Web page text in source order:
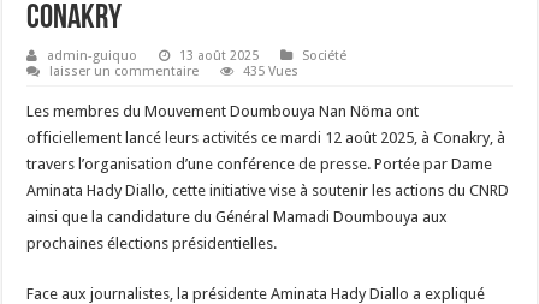
Conakry
admin-guiquo 13 août 2025
Société
laisser un commentaire
435 Vues
Les membres du Mouvement Doumbouya Nan Nöma ont
officiellement lancé leurs activités ce mardi 12 août 2025, à Conakry, à
travers l’organisation d’une conférence de presse. Portée par Dame
Aminata Hady Diallo, cette initiative vise à soutenir les actions du CNRD
ainsi que la candidature du Général Mamadi Doumbouya aux
prochaines élections présidentielles.
Face aux journalistes, la présidente Aminata Hady Diallo a expliqué